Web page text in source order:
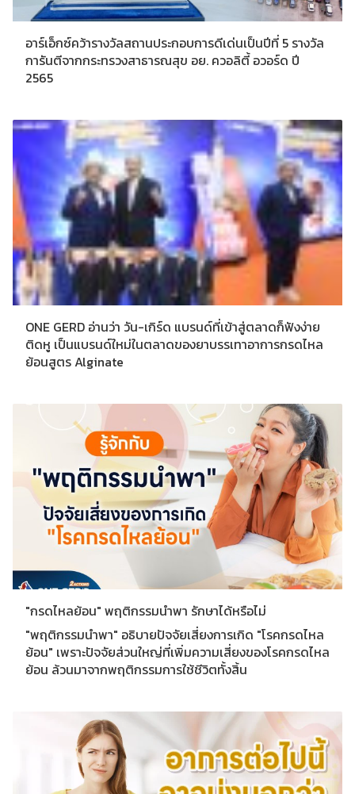
อาร์เอ็กซ์คว้ารางวัลสถานประกอบการดีเด่นเป็นปีที่ 5 รางวัล
การันตีจากกระทรวงสาธารณสุข อย. ควอลิตี้ อวอร์ด ปี
2565
ONE GERD อ่านว่า วัน-เกิร์ด แบรนด์ที่เข้าสู่ตลาดก็ฟังง่าย
ติดหู เป็นแบรนด์ใหม่ในตลาดของยาบรรเทาอาการกรดไหล
ย้อนสูตร Alginate
"กรดไหลย้อน" พฤติกรรมนำพา รักษาได้หรือไม่
"พฤติกรรมนำพา" อธิบายปัจจัยเสี่ยงการเกิด "โรคกรดไหล
ย้อน" เพราะปัจจัยส่วนใหญ่ที่เพิ่มความเสี่ยงของโรคกรดไหล
ย้อน ล้วนมาจากพฤติกรรมการใช้ชีวิตทั้งสิ้น